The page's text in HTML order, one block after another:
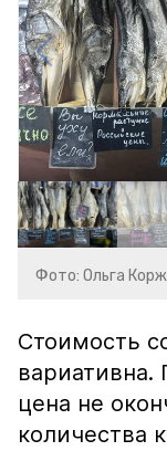
Фото: Ольга
Стоимость
цена не
количества